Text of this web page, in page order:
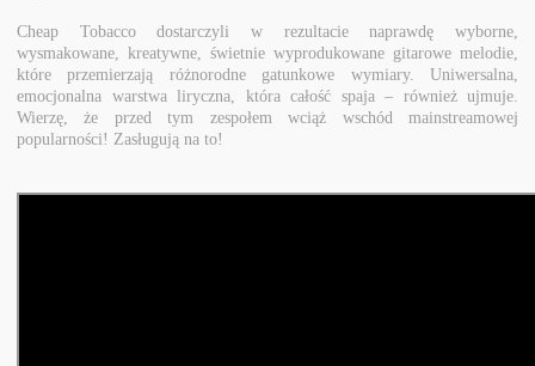
Cheap Tobacco dostarczyli w rezultacie naprawdę wyborne,
wysmakowane, kreatywne, świetnie wyprodukowane gitarowe melodie,
które przemierzają różnorodne gatunkowe wymiary. Uniwersalna,
emocjonalna warstwa liryczna, która całość spaja – również ujmuje.
Wierzę, że przed tym zespołem wciąż wschód mainstreamowej
popularności! Zasługują na to!